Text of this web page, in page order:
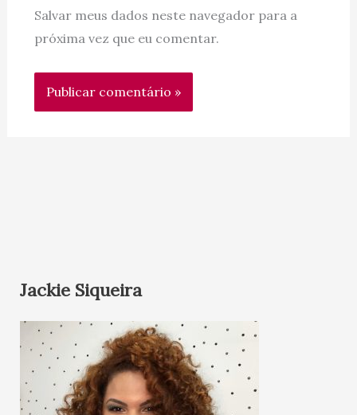
Salvar meus dados neste navegador para a
próxima vez que eu comentar.
Jackie Siqueira